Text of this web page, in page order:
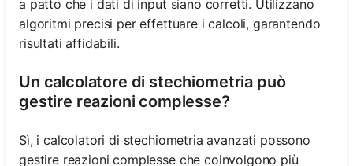
a patto che i dati di input siano corretti. Utilizzano
algoritmi precisi per effettuare i calcoli, garantendo
risultati affidabili.
Un calcolatore di stechiometria può
gestire reazioni complesse?
Sì, i calcolatori di stechiometria avanzati possono
gestire reazioni complesse che coinvolgono più